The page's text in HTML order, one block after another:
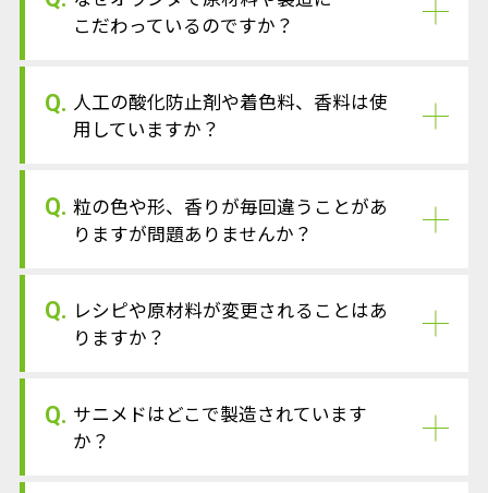
こだわっているのですか？
Q. 人工の酸化防止剤や着色料、香料は使
用していますか？
Q. 粒の色や形、香りが毎回違うことがあ
りますが問題ありませんか？
Q. レシピや原材料が変更されることはあ
りますか？
Q. サニメドはどこで製造されています
か？